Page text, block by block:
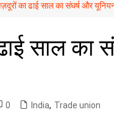
का ढाई साल का संघर्ष और
साल का
0 India, Trade union